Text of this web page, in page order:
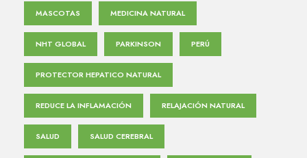
MASCOTAS MEDICINA NATURAL
NHT GLOBAL PARKINSON PERÚ
PROTECTOR HEPATICO NATURAL
REDUCE LA INFLAMACIÓN RELAJACIÓN NATURAL
SALUD SALUD CEREBRAL